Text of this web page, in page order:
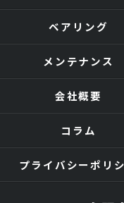
ベアリング
メンテナンス
会社概要
コラム
プライバシーポリ